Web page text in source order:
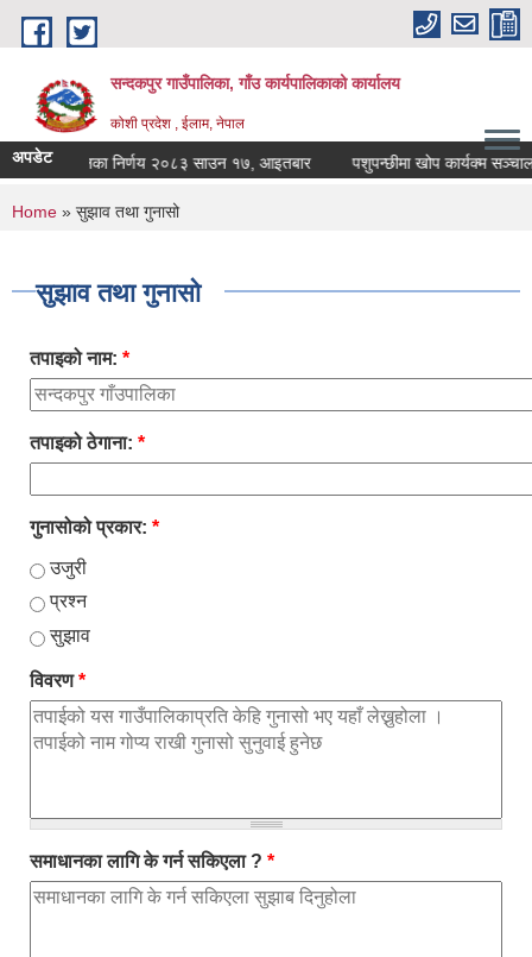
Skip to main content
सन्दकपुर गाउँपालिका, गाँउ कार्यपालिकाको कार्यालय
कोशी प्रदेश , ईलाम, नेपाल
अपडेट
कार्यपालिका निर्णय २०८३ साउन १७, आइतबार पशुपन्छीमा खोप कार्यक्म
You are here
Home » सुझाव तथा गुनासो
सुझाव तथा गुनासो
तपाइको नाम: *
तपाइको ठेगाना: *
गुनासोको प्रकार: *
उजुरी
प्रश्न
सुझाव
विवरण*
समाधानका लागि के गर्न सकिएला ? *